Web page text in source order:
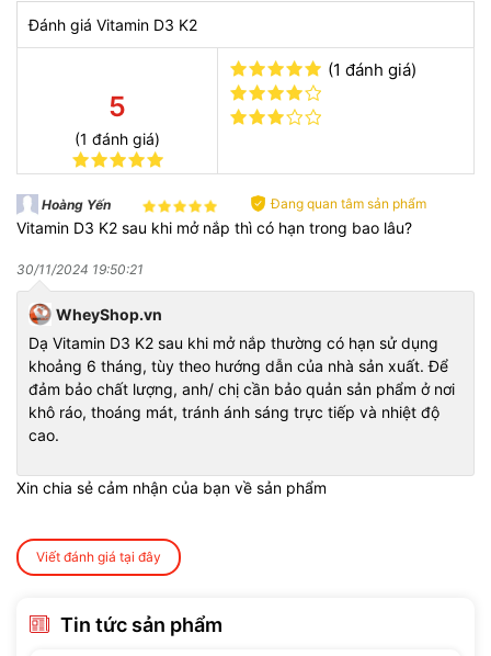
2. Lợi ích nổi bật khi dùng Vitamin D3 + K2
2.1. Tăng hấp thụ và vận chuyển canxi
Vitamin D3 đóng vai trò như “chiếc chìa khóa” giúp cơ thể hấp
thụ canxi từ thực phẩm qua ruột non. Trong khi đó, K2 đóng vai
trò “dẫn đường”, đưa canxi vào xương và răng, ngăn không cho
xương chắc khỏe hơn và an toàn cho tim mạch.
Nếu canxi tích tụ sai chỗ, đặc biệt là trong mạch máu, sẽ gây
hiện tượng vôi hóa – làm mạch cứng lại và dễ dẫn đến đột quỵ.
cho thấy: bổ sung đủ K2 giúp giảm nguy cơ bệnh tim, đột quỵ
đặc biệt ở người lớn tuổi.
Đánh giá Vitamin D3 K2
5
(1 đánh giá)
(1 đánh giá)
Hoàng Yến Đang quan tâm sản phẩm
Vitamin D3 K2 sau khi mở nắp thì có hạn trong bao lâu?
30/11/2024 19:50:21
WheyShop.vn
Dạ Vitamin D3 K2 sau khi mở nắp thường có hạn sử dụng
khoảng 6 tháng, tùy theo hướng dẫn của nhà sản xuất. Để
đảm bảo chất lượng, anh/ chị cần bảo quản sản phẩm ở nơi
khô ráo, thoáng mát, tránh ánh sáng trực tiếp và nhiệt độ
cao.
Xin chia sẻ cảm nhận của bạn về sản phẩm
Viết đánh giá tại đây
Tin tức sản phẩm